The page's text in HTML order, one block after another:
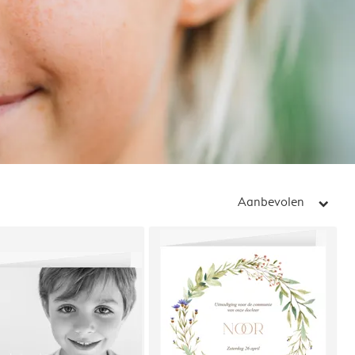
Aanbevolen arrow_right